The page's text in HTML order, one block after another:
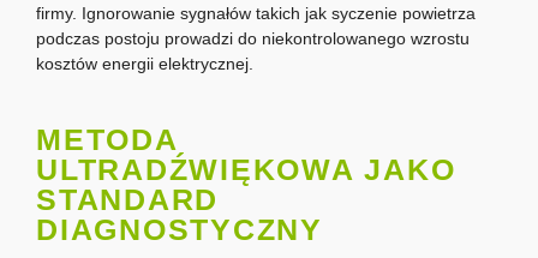
firmy. Ignorowanie sygnałów takich jak syczenie powietrza
podczas postoju prowadzi do niekontrolowanego wzrostu
kosztów energii elektrycznej.
METODA
ULTRADŹWIĘKOWA JAKO
STANDARD
DIAGNOSTYCZNY